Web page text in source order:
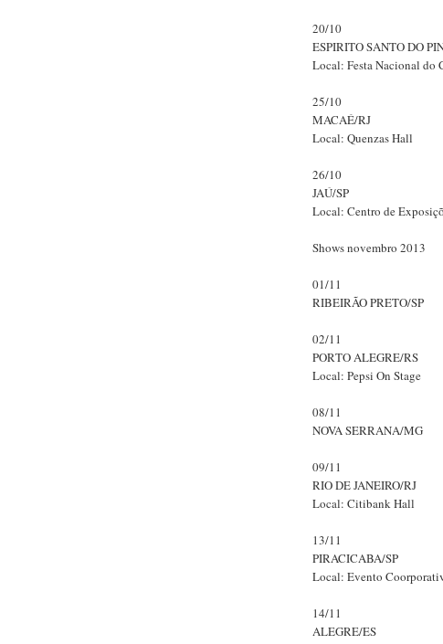
20/10
ESPIRITO SANTO DO
Local: Festa Nacional do
25/10
MACAÉ/RJ
Local: Quenzas Hall
26/10
JAÚ/SP
Local: Centro de
Shows novembro 2013
01/11
RIBEIRÃO PRETO/SP
02/11
PORTO ALEGRE/RS
Local: Pepsi On Stage
08/11
NOVA SERRANA/MG
09/11
RIO DE JANEIRO/RJ
Local: Citibank Hall
13/11
PIRACICABA/SP
Local: Evento
14/11
ALEGRE/ES